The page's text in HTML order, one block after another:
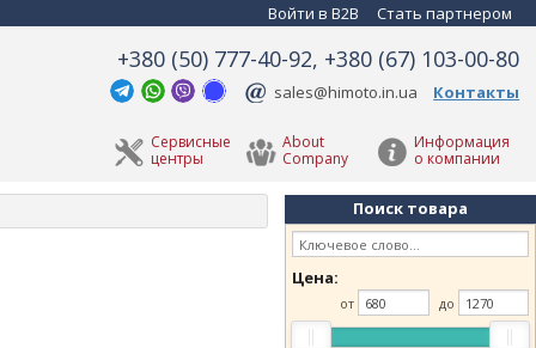
Войти в B2B Стать партнером
+380 (50) 777-40-92, +380 (67) 103-00-80
sales@himoto.in.ua Контакты
Информация
о компании
About
Company
Сервисные
центры
Поиск товара
Цена:
от до